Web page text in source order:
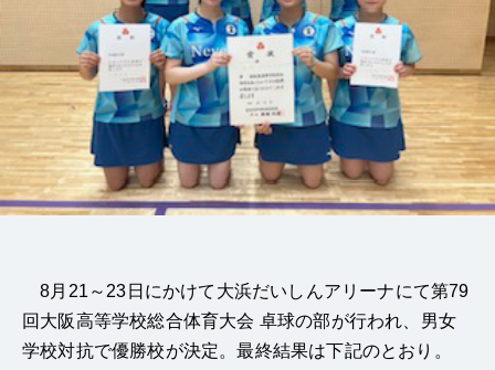
8月 21 ～ 23 日にかけて大浜だいしんアリーナにて第79
回大阪高等学校総合体育大会 卓球の部が行われ、男女
学校対抗で優勝校が決定。最終結果は下記のとおり。